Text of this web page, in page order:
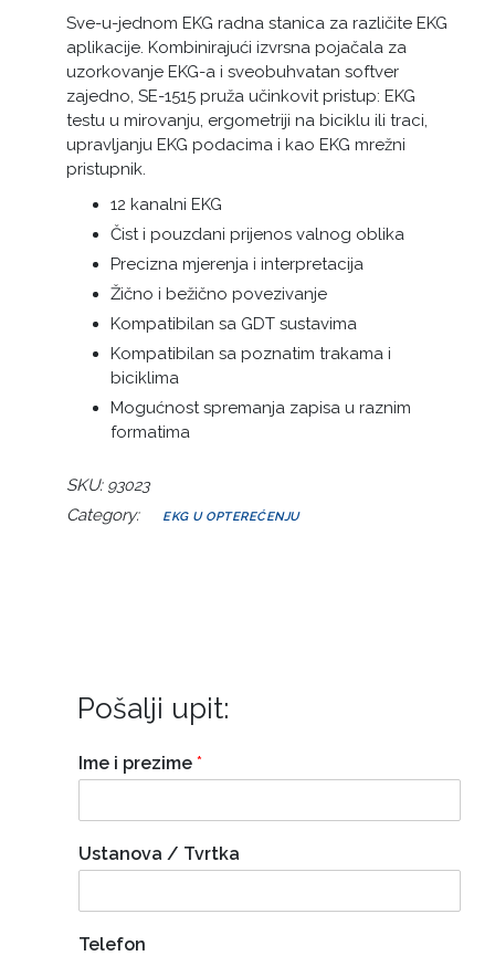
Sve-u-jednom EKG radna stanica za različite EKG
aplikacije. Kombinirajući izvrsna pojačala za
uzorkovanje EKG-a i sveobuhvatan softver
zajedno, SE-1515 pruža učinkovit pristup: EKG
testu u mirovanju, ergometriji na biciklu ili traci,
upravljanju EKG podacima i kao EKG mrežni
pristupnik.
12 kanalni EKG
Čist i pouzdani prijenos valnog oblika
Precizna mjerenja i interpretacija
Žično i bežično povezivanje
Kompatibilan sa GDT sustavima
Kompatibilan sa poznatim trakama i
biciklima
Mogućnost spremanja zapisa u raznim
formatima
SKU: 93023
Category: EKG U OPTEREĆENJU
Pošalji upit:
Ime i prezime *
Ustanova / Tvrtka
Telefon